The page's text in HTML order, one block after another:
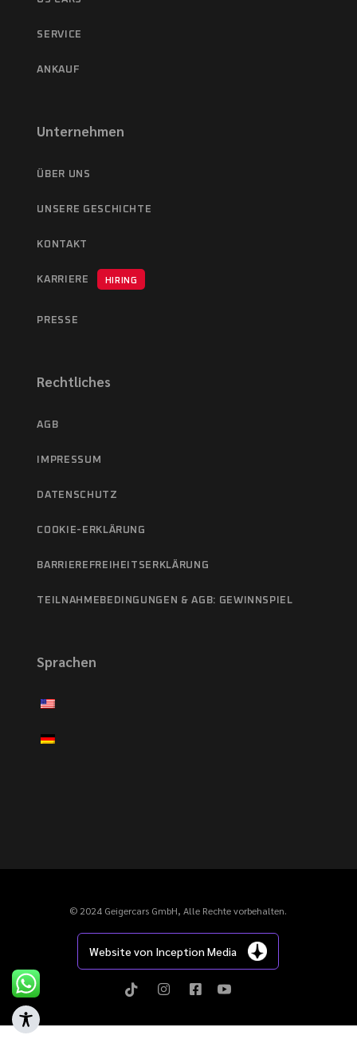
SERVICE
ANKAUF
Unternehmen
ÜBER UNS
UNSERE GESCHICHTE
KONTAKT
KARRIERE HIRING
PRESSE
Rechtliches
AGB
IMPRESSUM
DATENSCHUTZ
COOKIE-ERKLÄRUNG
BARRIEREFREIHEITSERKLÄRUNG
TEILNAHMEBEDINGUNGEN & AGB: GEWINNSPIEL
Sprachen
© 2024 Geigercars GmbH, Alle Rechte vorbehalten.
Website von Inception Media